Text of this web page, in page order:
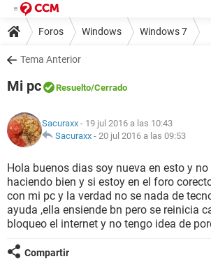
Foros Windows Windows 7
Tema Anterior
Mi pc Resuelto/Cerrado
Sacuraxx - 19 jul 2016 a las 10:43
Sacuraxx - 20 jul 2016 a las 09:53
Hola buenos dias soy nueva en esto y
haciendo bien y si estoy en el foro
con mi pc y la verdad no se nada de
ayuda ,ella ensiende bn pero se reinicia
bloqueo el internet y no tengo idea de
Compartir